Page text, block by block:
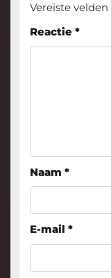
Vereiste
Reactie *
Naam *
E-mail *